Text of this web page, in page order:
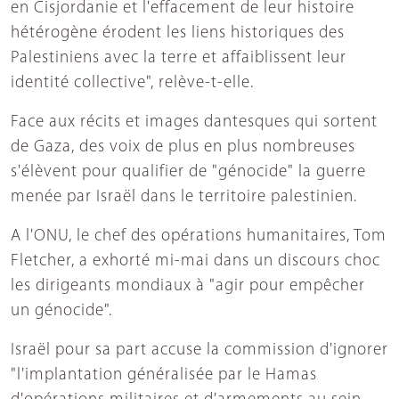
en Cisjordanie et l'effacement de leur histoire
hétérogène érodent les liens historiques des
Palestiniens avec la terre et affaiblissent leur
identité collective", relève-t-elle.
Face aux récits et images dantesques qui sortent
de Gaza, des voix de plus en plus nombreuses
s'élèvent pour qualifier de "génocide" la guerre
menée par Israël dans le territoire palestinien.
A l'ONU, le chef des opérations humanitaires, Tom
Fletcher, a exhorté mi-mai dans un discours choc
les dirigeants mondiaux à "agir pour empêcher
un génocide".
Israël pour sa part accuse la commission d'ignorer
"l'implantation généralisée par le Hamas